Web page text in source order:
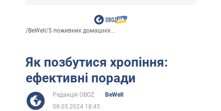
/BeWell /5 поживних домашніх...
Як позбутися хропіння:
ефективні поради
Редакція OBOZ
BeWell
08.05.2024 18:45